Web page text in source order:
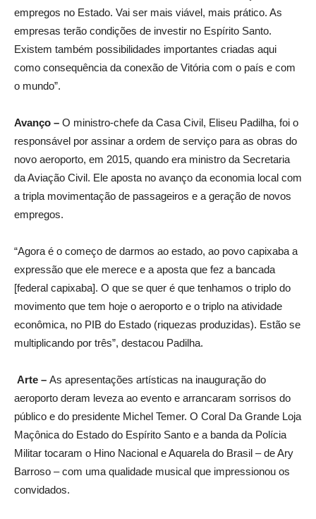
empregos no Estado. Vai ser mais viável, mais prático. As
empresas terão condições de investir no Espírito Santo.
Existem também possibilidades importantes criadas aqui
como consequência da conexão de Vitória com o país e com
o mundo”.
Avanço – O ministro-chefe da Casa Civil, Eliseu Padilha, foi o
responsável por assinar a ordem de serviço para as obras do
novo aeroporto, em 2015, quando era ministro da Secretaria
da Aviação Civil. Ele aposta no avanço da economia local com
a tripla movimentação de passageiros e a geração de novos
empregos.
“Agora é o começo de darmos ao estado, ao povo capixaba a
expressão que ele merece e a aposta que fez a bancada
[federal capixaba]. O que se quer é que tenhamos o triplo do
movimento que tem hoje o aeroporto e o triplo na atividade
econômica, no PIB do Estado (riquezas produzidas). Estão se
multiplicando por três”, destacou Padilha.
Arte – As apresentações artísticas na inauguração do
aeroporto deram leveza ao evento e arrancaram sorrisos do
público e do presidente Michel Temer. O Coral Da Grande Loja
Maçônica do Estado do Espírito Santo e a banda da Polícia
Militar tocaram o Hino Nacional e Aquarela do Brasil – de Ary
Barroso – com uma qualidade musical que impressionou os
convidados.